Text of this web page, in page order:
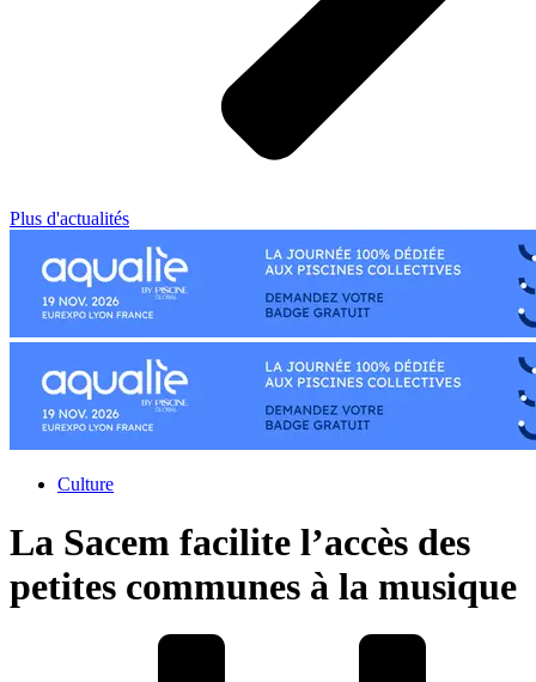
Plus d'actualités
Culture
La Sacem facilite l’accès des
petites communes à la musique